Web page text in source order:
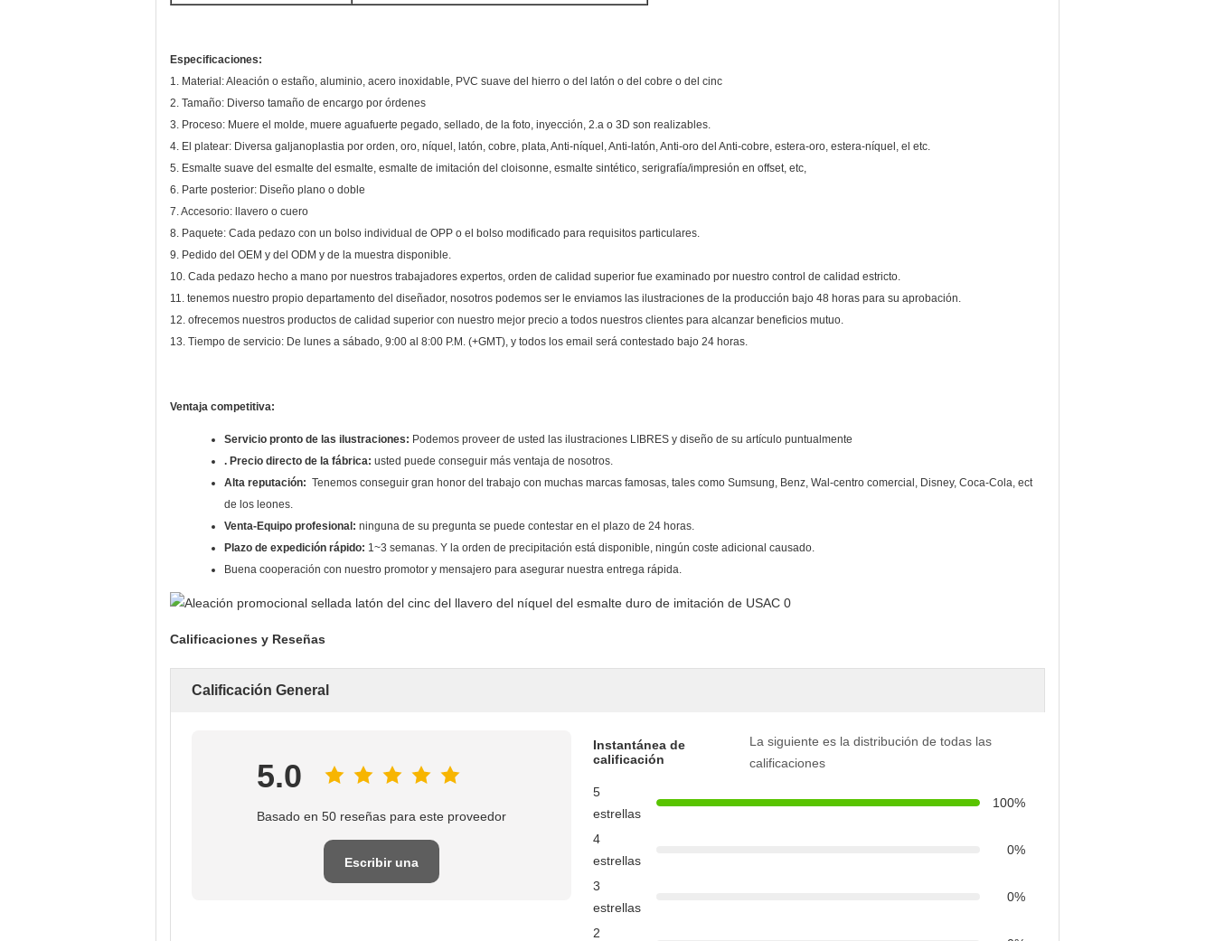
Especificaciones:
1. Material: Aleación o estaño, aluminio, acero inoxidable, PVC suave del hierro o del latón o del cobre o del cinc
2. Tamaño: Diverso tamaño de encargo por órdenes
3. Proceso: Muere el molde, muere aguafuerte pegado, sellado, de la foto, inyección, 2.a o 3D son realizables.
4. El platear: Diversa galjanoplastia por orden, oro, níquel, latón, cobre, plata, Anti-níquel, Anti-latón, Anti-oro del Anti-cobre, estera-oro, estera-níquel, el etc.
5. Esmalte suave del esmalte del esmalte, esmalte de imitación del cloisonne, esmalte sintético, serigrafía/impresión en offset, etc,
6. Parte posterior: Diseño plano o doble
7. Accesorio: llavero o cuero
8. Paquete: Cada pedazo con un bolso individual de OPP o el bolso modificado para requisitos particulares.
9. Pedido del OEM y del ODM y de la muestra disponible.
10. Cada pedazo hecho a mano por nuestros trabajadores expertos, orden de calidad superior fue examinado por nuestro control de calidad estricto.
11. tenemos nuestro propio departamento del diseñador, nosotros podemos ser le enviamos las ilustraciones de la producción bajo 48 horas para su aprobación.
12. ofrecemos nuestros productos de calidad superior con nuestro mejor precio a todos nuestros clientes para alcanzar beneficios mutuo.
13. Tiempo de servicio: De lunes a sábado, 9:00 al 8:00 P.M. (+GMT), y todos los email será contestado bajo 24 horas.
Ventaja competitiva:
Servicio pronto de las ilustraciones: Podemos proveer de usted las ilustraciones LIBRES y diseño de su artículo puntualmente
. Precio directo de la fábrica: usted puede conseguir más ventaja de nosotros.
Alta reputación: Tenemos conseguir gran honor del trabajo con muchas marcas famosas, tales como Sumsung, Benz, Wal-centro comercial, Disney, Coca-Cola, ect
de los leones.
Venta-Equipo profesional: ninguna de su pregunta se puede contestar en el plazo de 24 horas.
Plazo de expedición rápido: 1~3 semanas. Y la orden de precipitación está disponible, ningún coste adicional causado.
Buena cooperación con nuestro promotor y mensajero para asegurar nuestra entrega rápida.
Calificaciones y Reseñas
Calificación General
5.0
Basado en 50 reseñas para este proveedor
Escribir una
Instantánea de
calificación
La siguiente es la distribución de todas las
calificaciones
5
estrellas
100%
4
estrellas
0%
3
estrellas
0%
2